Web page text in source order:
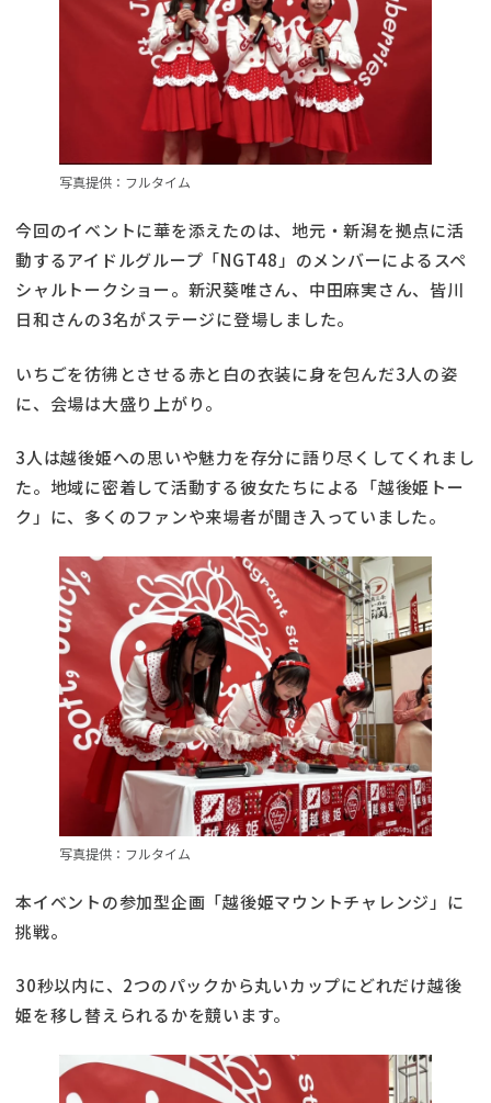
写真提供：フルタイム
今回のイベントに華を添えたのは、地元・新潟を拠点に活
動するアイドルグループ「NGT48」のメンバーによるスペ
シャルトークショー。新沢葵唯さん、中田麻実さん、皆川
日和さんの3名がステージに登場しました。
いちごを彷彿とさせる赤と白の衣装に身を包んだ3人の姿
に、会場は大盛り上がり。
3人は越後姫への思いや魅力を存分に語り尽くしてくれまし
た。地域に密着して活動する彼女たちによる「越後姫トー
ク」に、多くのファンや来場者が聞き入っていました。
写真提供：フルタイム
本イベントの参加型企画「越後姫マウントチャレンジ」に
挑戦。
30秒以内に、2つのパックから丸いカップにどれだけ越後
姫を移し替えられるかを競います。